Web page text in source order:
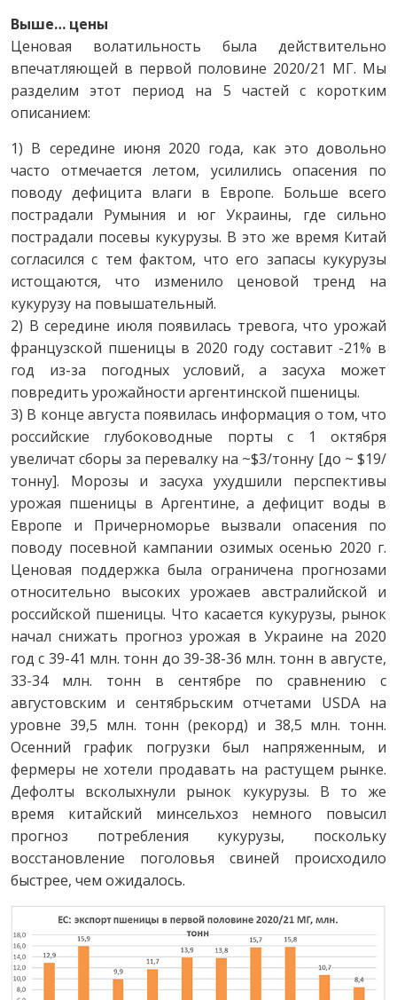
Выше… цены
Ценовая волатильность была действительно
впечатляющей в первой половине 2020/21 МГ. Мы
разделим этот период на 5 частей с коротким
описанием:
1) В середине июня 2020 года, как это довольно
часто отмечается летом, усилились опасения по
поводу дефицита влаги в Европе. Больше всего
пострадали Румыния и юг Украины, где сильно
пострадали посевы кукурузы. В это же время Китай
согласился с тем фактом, что его запасы кукурузы
истощаются, что изменило ценовой тренд на
кукурузу на повышательный.
2) В середине июля появилась тревога, что урожай
французской пшеницы в 2020 году составит -21% в
год из-за погодных условий, а засуха может
повредить урожайности аргентинской пшеницы.
3) В конце августа появилась информация о том, что
российские глубоководные порты с 1 октября
увеличат сборы за перевалку на ~$3/тонну [до ~ $19/
тонну]. Морозы и засуха ухудшили перспективы
урожая пшеницы в Аргентине, а дефицит воды в
Европе и Причерноморье вызвали опасения по
поводу посевной кампании озимых осенью 2020 г.
Ценовая поддержка была ограничена прогнозами
относительно высоких урожаев австралийской и
российской пшеницы. Что касается кукурузы, рынок
начал снижать прогноз урожая в Украине на 2020
год с 39-41 млн. тонн до 39-38-36 млн. тонн в августе,
33-34 млн. тонн в сентябре по сравнению с
августовским и сентябрьским отчетами USDA на
уровне 39,5 млн. тонн (рекорд) и 38,5 млн. тонн.
Осенний график погрузки был напряженным, и
фермеры не хотели продавать на растущем рынке.
Дефолты всколыхнули рынок кукурузы. В то же
время китайский минсельхоз немного повысил
прогноз потребления кукурузы, поскольку
восстановление поголовья свиней происходило
быстрее, чем ожидалось.